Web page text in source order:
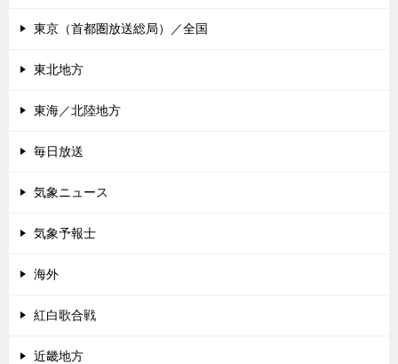
東京（首都圏放送総局）／全国
東北地方
東海／北陸地方
毎日放送
気象ニュース
気象予報士
海外
紅白歌合戦
近畿地方